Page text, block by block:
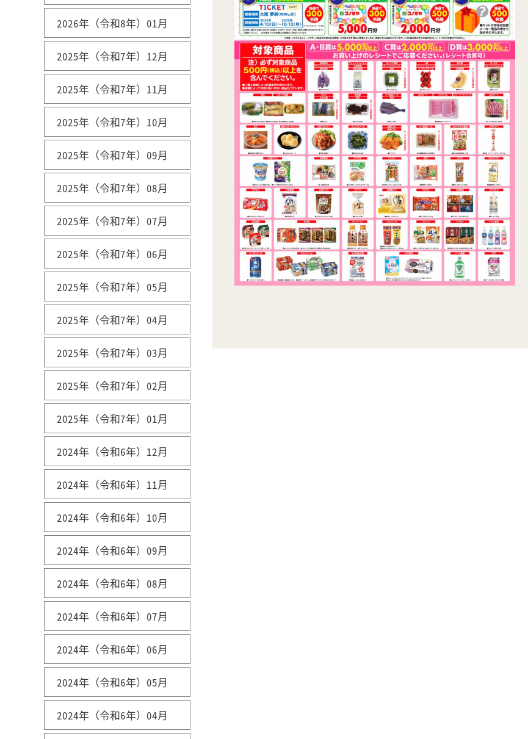
2026年（令和8年）01月
2025年（令和7年）12月
2025年（令和7年）11月
2025年（令和7年）10月
2025年（令和7年）09月
2025年（令和7年）08月
2025年（令和7年）07月
2025年（令和7年）06月
2025年（令和7年）05月
2025年（令和7年）04月
2025年（令和7年）03月
2025年（令和7年）02月
2025年（令和7年）01月
2024年（令和6年）12月
2024年（令和6年）11月
2024年（令和6年）10月
2024年（令和6年）09月
2024年（令和6年）08月
2024年（令和6年）07月
2024年（令和6年）06月
2024年（令和6年）05月
2024年（令和6年）04月